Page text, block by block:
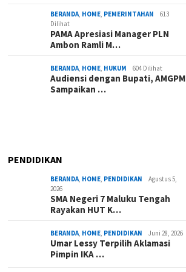
BERANDA, HOME, PEMERINTAHAN
613
Dilihat
PAMA Apresiasi Manager PLN
Ambon Ramli M…
BERANDA, HOME, HUKUM 604 Dilihat
Audiensi dengan Bupati, AMGPM
Sampaikan …
PENDIDIKAN
BERANDA, HOME, PENDIDIKAN
Agustus 5,
2026
SMA Negeri 7 Maluku Tengah
Rayakan HUT K…
BERANDA, HOME, PENDIDIKAN Juni 28, 2026
Umar Lessy Terpilih Aklamasi
Pimpin IKA …